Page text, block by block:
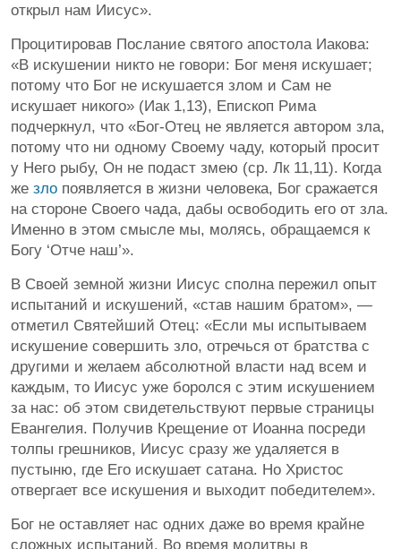
открыл нам Иисус».
Процитировав Послание святого апостола Иакова:
«В искушении никто не говори: Бог меня искушает;
потому что Бог не искушается злом и Сам не
искушает никого» (Иак 1,13), Епископ Рима
подчеркнул, что «Бог-Отец не является автором зла,
потому что ни одному Своему чаду, который просит
у Него рыбу, Он не подаст змею (ср. Лк 11,11). Когда
же зло появляется в жизни человека, Бог сражается
на стороне Своего чада, дабы освободить его от зла.
Именно в этом смысле мы, молясь, обращаемся к
Богу ‘Отче наш’».
В Своей земной жизни Иисус сполна пережил опыт
испытаний и искушений, «став нашим братом», —
отметил Святейший Отец: «Если мы испытываем
искушение совершить зло, отречься от братства с
другими и желаем абсолютной власти над всем и
каждым, то Иисус уже боролся с этим искушением
за нас: об этом свидетельствуют первые страницы
Евангелия. Получив Крещение от Иоанна посреди
толпы грешников, Иисус сразу же удаляется в
пустыню, где Его искушает сатана. Но Христос
отвергает все искушения и выходит победителем».
Бог не оставляет нас одних даже во время крайне
сложных испытаний. Во время молитвы в